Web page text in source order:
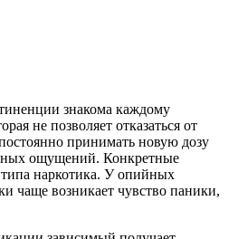
знакома каждому
не позволяет отказаться от
принимать новую дозу
ощущений. Конкретные
наркотика. У опийных
чаще возникает чувство паники,